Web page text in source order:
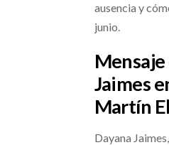
ausencia y
junio.
Jaimes
Martín
Dayana